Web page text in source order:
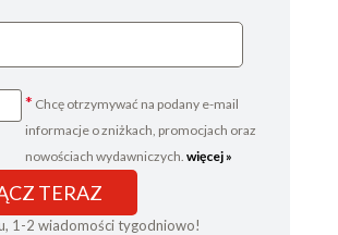
* Chcę otrzymywać na podany e-mail
informacje o zniżkach, promocjach oraz
nowościach wydawniczych. więcej »
TERAZ
1-2 wiadomości tygodniowo!